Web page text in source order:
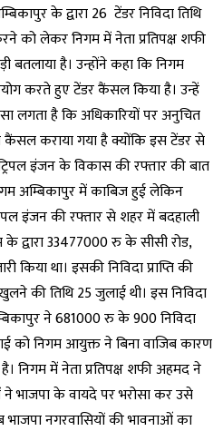
के द्वारा 26 टेंडर निविदा तिथि
लेकर निगम में नेता प्रतिपक्ष शफी
है। उन्होंने कहा कि निगम
करते हुए टेंडर कैंसल किया है। उन्हें
लगता है कि अधिकारियों पर अनुचित
कैंसल कराया गया है क्योंकि इस टेंडर से
इंजन के विकास की रफ्तार की बात
अम्बिकापुर में काबिज हुई लेकिन
इंजन की रफ्तार से शहर में बदहाली
33477000 रु के सीसी रोड,
किया था। इसकी निविदा प्राप्ति की
की तिथि 25 जुलाई थी। इस निविदा
ने 681000 रु के 900 निविदा
को निगम आयुक्त ने बिना वाजिब कारण
निगम में नेता प्रतिपक्ष शफी अहमद ने
भाजपा के वायदे पर भरोसा कर उसे
नगरवासियों की भावनाओं का